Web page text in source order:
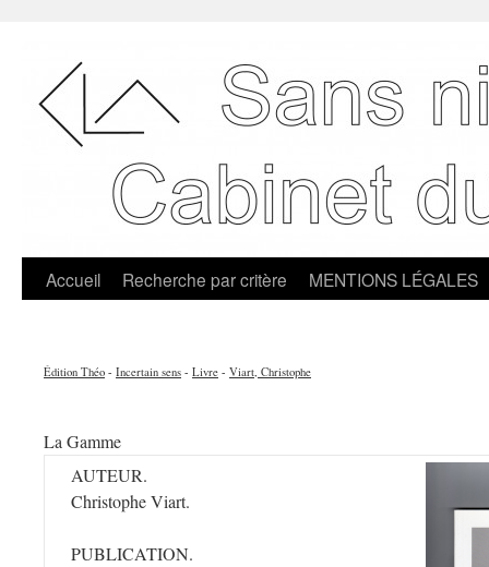
Accueil Recherche par critère MENTIONS LÉGALES
Édition Théo - Incertain sens - Livre - Viart, Christophe
La Gamme
AUTEUR.
Christophe Viart.
PUBLICATION.